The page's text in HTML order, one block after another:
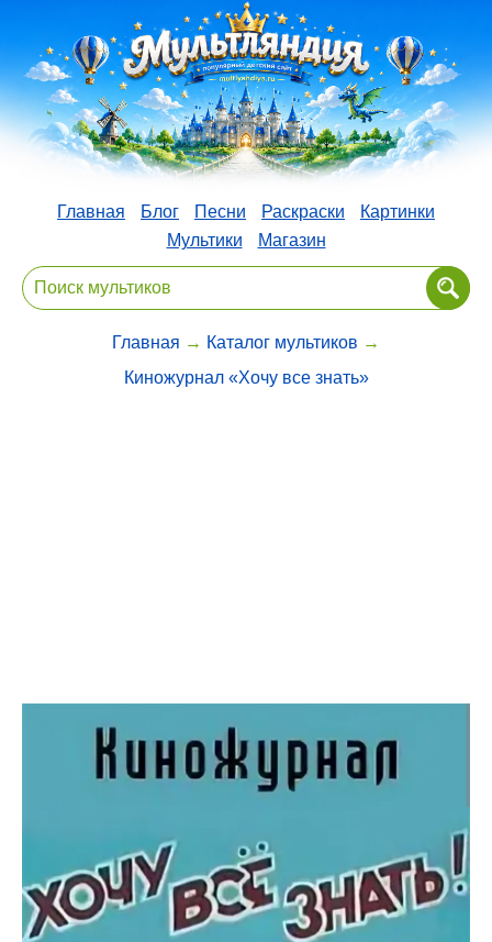
Главная Блог Песни Раскраски
Картинки
Мультики
Магазин
Главная → Каталог мультиков →
Киножурнал «Хочу все знать»